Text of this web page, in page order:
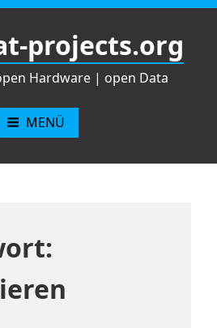
projects.org
Hardware | open Data
MENÜ